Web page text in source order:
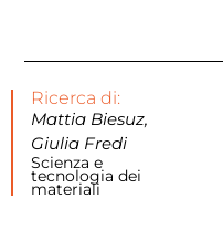
Ricerca di:
Mattia Biesuz,
Giulia Fredi
Scienza e
tecnologia dei
materiali